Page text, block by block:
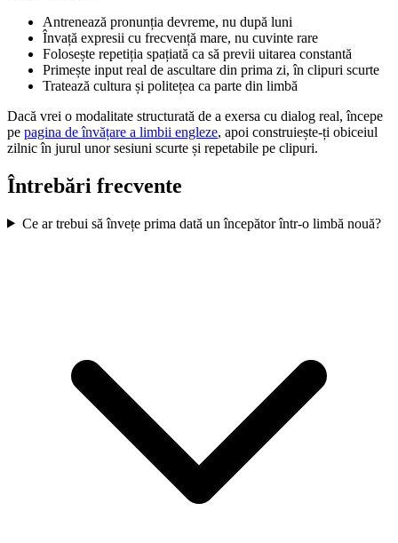
Antrenează pronunția devreme, nu după luni
Învață expresii cu frecvență mare, nu cuvinte rare
Folosește repetiția spațiată ca să previi uitarea constantă
Primește input real de ascultare din prima zi, în clipuri scurte
Tratează cultura și politețea ca parte din limbă
Dacă vrei o modalitate structurată de a exersa cu dialog real, începe
pe pagina de învățare a limbii engleze, apoi construiește-ți obiceiul
zilnic în jurul unor sesiuni scurte și repetabile pe clipuri.
Întrebări frecvente
Ce ar trebui să învețe prima dată un începător într-o limbă nouă?